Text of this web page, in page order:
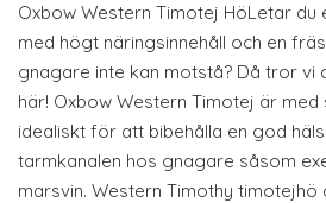
Oxbow Western Timotej HöLetar
med högt näringsinnehåll och en
gnagare inte kan motstå? Då tror vi
här! Oxbow Western Timotej är
idealiskt för att bibehålla en god
tarmkanalen hos gnagare såsom
marsvin. Western Timothy